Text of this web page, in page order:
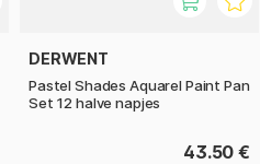
DERWENT
Pastel Shades Aquarel Paint Pan
Set 12 halve napjes
43.50 €